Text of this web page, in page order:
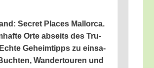
Secret Places Mal­lor­ca.
Orte abseits des Tru­
Geheim­tipps zu ein­sa­
Wan­der­tou­ren und